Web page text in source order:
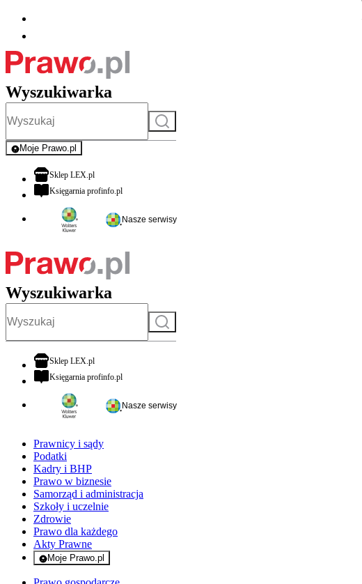
Wyszukiwarka
Szukaj
Moje Prawo.pl
- rejestracja i logowanie do serwisu
Sklep LEX.plotwiera się w nowej karcie
Księgarnia profinfo.plotwiera się w nowej karcie
Nasze serwisy
Wyszukiwarka
Szukaj
Sklep LEX.plotwiera się w nowej karcie
Księgarnia profinfo.plotwiera się w nowej karcie
Nasze serwisy
Prawnicy i sądy
Podatki
Kadry i BHP
Prawo w biznesie
Samorząd i administracja
Szkoły i uczelnie
Zdrowie
Prawo dla każdego
Akty Prawne
Moje Prawo.pl
- rejestracja i logowanie do serwisu